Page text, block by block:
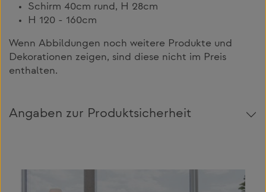
Schirm 40cm rund, H 28cm
H 120 - 160cm
Wenn Abbildungen noch weitere Produkte und
Dekorationen zeigen, sind diese nicht im Preis
enthalten.
Angaben zur Produktsicherheit